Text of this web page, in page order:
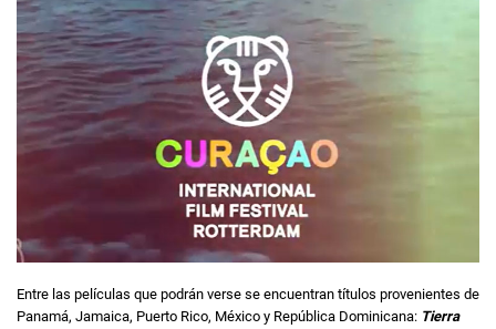
Entre las películas que podrán verse se encuentran títulos provenientes de
Panamá, Jamaica, Puerto Rico, México y República Dominicana: Tierra